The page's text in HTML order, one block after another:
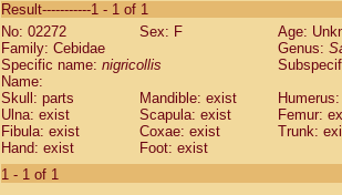
CebidaeSaguinus labiatus(0)
Cebidae Saguinus leucopus (0)
Cebidae
CebidaeSaguinus mystax
Cebidae Saguinus nigricollis (1)
Cebidae Saguinus oedipus
Cebidae Saguinus weddelli
Cebidae Saguinusspp.
Cebidae
Result-----------1 - 1 of 1
No: 02272
Sex: F
Age:
Family: Cebidae
Genus:
Specific name: nigricollis
Name:
Skull: parts
Mandible: exist
Ulna: exist
Scapula: exist
Femur:
Fibula: exist
Coxae: exist
Trunk:
Hand: exist
Foot: exist
1 - 1 of 1